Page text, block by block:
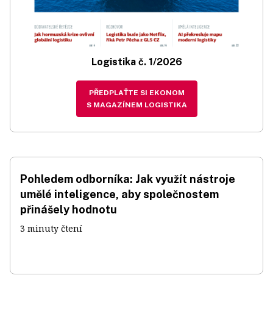
Logistika č. 1/2026
PŘEDPLAŤTE SI EKONOM
S MAGAZÍNEM LOGISTIKA
Pohledem odborníka: Jak využít nástroje
umělé inteligence, aby společnostem
přinášely hodnotu
3 minuty čtení